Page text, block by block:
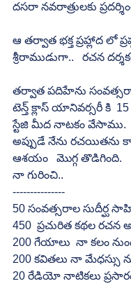
దసరా నవరాత్రులకు
ఆ తర్వాత భక్త ప్రహ్లాద లో
శ్రీరాముడుగా..   రచన
తర్వాత పదిహేను
టెన్త్ క్లాస్ యానివర్సరీ కి
స్టేజి మీద నాటకం వేసాము.
అప్పుడే నేను రచయితను
ఆశయం   మొగ్గ తొడిగింది.
నా గురించి..
---------------
50 సంవత్సరాల సుదీర్ఘ
450  ప్రచురిత కథల రచన
200 గేయాలు  నా కలం
200 కవితలు నా మేధస్సు
20 రేడియో నాటికలు